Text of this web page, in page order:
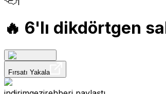
1
🔥 6'lı dikdörtgen
Fırsatı Yakala